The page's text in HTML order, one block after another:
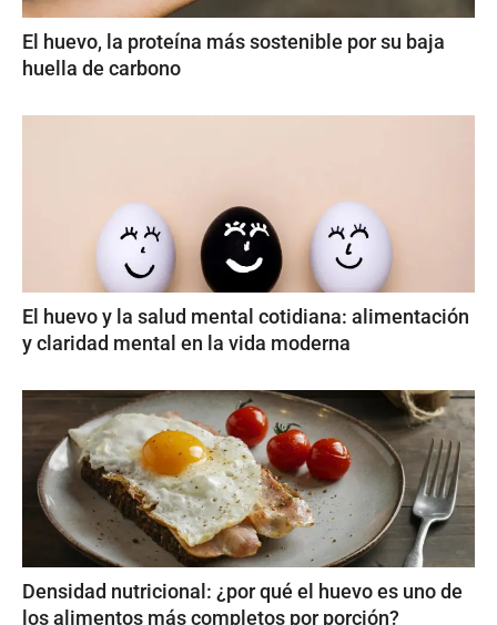
El huevo, la proteína más sostenible por su baja
huella de carbono
El huevo y la salud mental cotidiana: alimentación
y claridad mental en la vida moderna
Densidad nutricional: ¿por qué el huevo es uno de
los alimentos más completos por porción?